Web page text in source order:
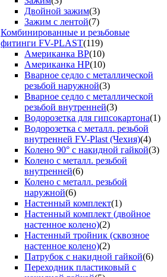
Двойной зажим(3)
Зажим с лентой(7)
Комбинированные и резьбовые
фитинги FV-PLAST(119)
Американка ВР(10)
Американка НР(10)
Вварное седло с металлической
резьбой наружной(3)
Вварное седло с металлической
резьбой внутренней(3)
Водорозетка для гипсокартона(1)
Водорозетка с металл. резьбой
внутренней FV-Plast (Чехия)(4)
Колено 90° с накидной гайкой(3)
Колено с металл. резьбой
внутренней(6)
Колено с металл. резьбой
наружной(6)
Настенный комплект(1)
Настенный комплект (двойное
настенное колено)(2)
Настенный тройник (сквозное
настенное колено)(2)
Патрубок с накидной гайкой(6)
Переходник пластиковый с